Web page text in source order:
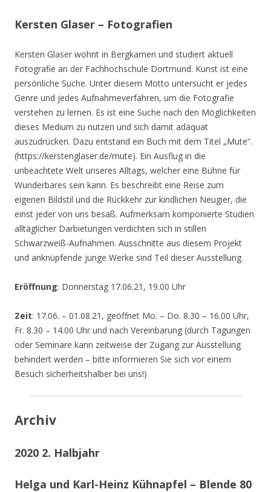
Kersten Glaser – Fotografien
Kersten Glaser wohnt in Bergkamen und studiert aktuell
Fotografie an der Fachhochschule Dortmund. Kunst ist eine
persönliche Suche. Unter diesem Motto untersucht er jedes
Genre und jedes Aufnahmeverfahren, um die Fotografie
verstehen zu lernen. Es ist eine Suche nach den Möglichkeiten
dieses Medium zu nutzen und sich damit adäquat
auszudrücken. Dazu entstand ein Buch mit dem Titel „Mute“.
(https://kerstenglaser.de/mute). Ein Ausflug in die
unbeachtete Welt unseres Alltags, welcher eine Bühne für
Wunderbares sein kann. Es beschreibt eine Reise zum
eigenen Bildstil und die Rückkehr zur kindlichen Neugier, die
einst jeder von uns besaß. Aufmerksam komponierte Studien
alltäglicher Darbietungen verdichten sich in stillen
Schwarzweiß-Aufnahmen. Ausschnitte aus diesem Projekt
und anknüpfende junge Werke sind Teil dieser Ausstellung.
Eröffnung: Donnerstag 17.06.21, 19.00 Uhr
Zeit: 17.06. – 01.08.21, geöffnet Mo. – Do. 8.30 – 16.00 Uhr,
Fr. 8.30 – 14.00 Uhr und nach Vereinbarung (durch Tagungen
oder Seminare kann zeitweise der Zugang zur Ausstellung
behindert werden – bitte informieren Sie sich vor einem
Besuch sicherheitshalber bei uns!)
Archiv
2020 2. Halbjahr
Helga und Karl-Heinz Kühnapfel – Blende 80